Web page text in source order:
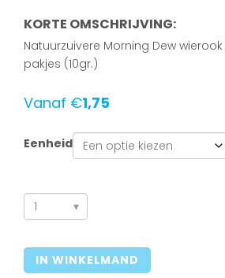
KORTE OMSCHRIJVING:
Natuurzuivere Morning Dew
pakjes (10gr.)
Vanaf €1,75
Eenheid
Morning
Auroshikha
10gr
IN WINKELMAND